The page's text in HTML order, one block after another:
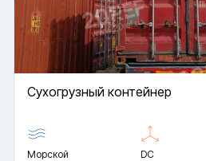
Cухогрузный контейнер
Морской DC